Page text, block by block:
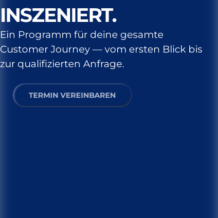
INSZENIERT.
Ein Programm für deine gesamte
Customer Journey — vom ersten Blick bis
zur qualifizierten Anfrage.
TERMIN VEREINBAREN